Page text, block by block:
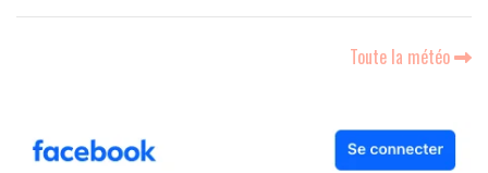
Toute la météo